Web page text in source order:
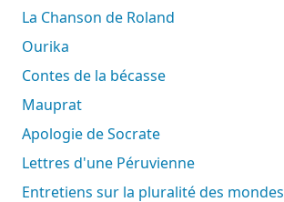
La Chanson de Roland
Ourika
Contes de la bécasse
Mauprat
Apologie de Socrate
Lettres d'une Péruvienne
Entretiens sur la pluralité des mondes